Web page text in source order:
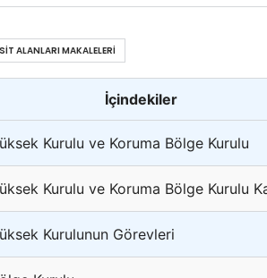
İçindekiler
Kurulu ve Koruma Bölge Kurulu
Kurulu ve Koruma Bölge Kurulu
Kurulunun Görevleri
SIT ALANLARI MAKALELERI